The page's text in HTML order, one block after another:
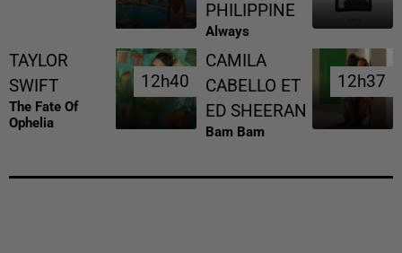
PHILIPPINE
Always
TAYLOR
SWIFT
The Fate Of
Ophelia
12h40
12h40
CAMILA
CABELLO ET
ED SHEERAN
Bam Bam
12h37
12h37